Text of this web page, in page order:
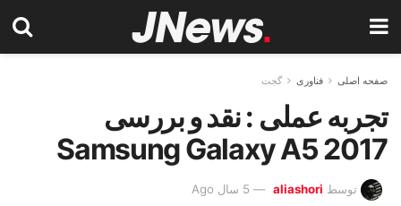
صفحه اصلی فناوری گجت
تجربه عملی : نقد و بررسی
Samsung Galaxy A5 2017
توسط aliashori 5 سال Ago